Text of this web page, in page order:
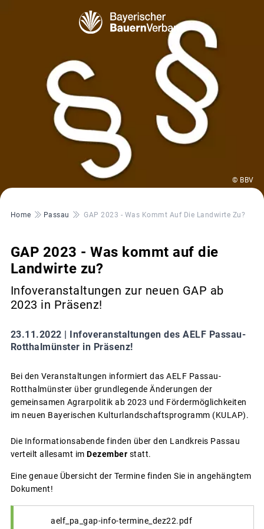
© BBV
Pfadnavigation
Home Passau GAP 2023 - Was Kommt Auf Die Landwirte Zu?
GAP 2023 - Was kommt auf die
Landwirte zu?
Infoveranstaltungen zur neuen GAP ab
2023 in Präsenz!
23.11.2022 | Infoveranstaltungen des AELF Passau-
Rotthalmünster in Präsenz!
Bei den Veranstaltungen informiert das AELF Passau-
Rotthalmünster über grundlegende Änderungen der
gemeinsamen Agrarpolitik ab 2023 und Fördermöglichkeiten
im neuen Bayerischen Kulturlandschaftsprogramm (KULAP).
Die Informationsabende finden über den Landkreis Passau
verteilt allesamt im Dezember statt.
Eine genaue Übersicht der Termine finden Sie in angehängtem
Dokument!
aelf_pa_gap-info-termine_dez22.pdf